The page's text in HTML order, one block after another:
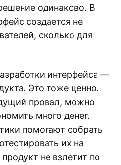
одинаково. В
создается не
сколько для
интерфейса —
Это тоже ценно.
провал, можно
много денег.
помогают собрать
их на
не взлетит по